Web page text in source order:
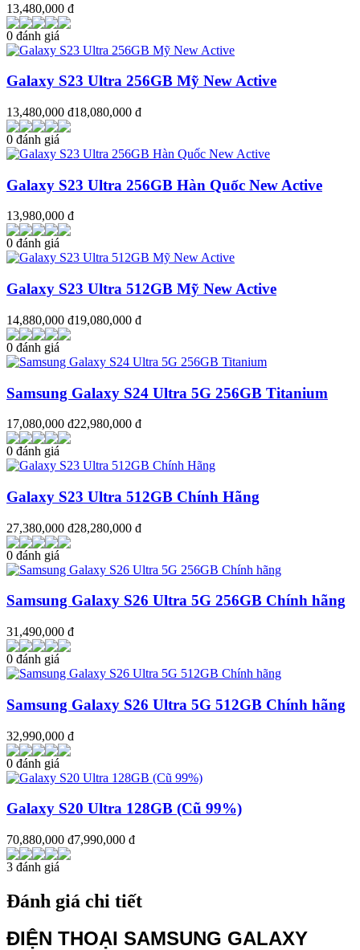
13,480,000 đ
0 đánh giá
Galaxy S23 Ultra 256GB Mỹ New Active
13,480,000 đ18,080,000 đ
0 đánh giá
Galaxy S23 Ultra 256GB Hàn Quốc New Active
13,980,000 đ
0 đánh giá
Galaxy S23 Ultra 512GB Mỹ New Active
14,880,000 đ19,080,000 đ
0 đánh giá
Samsung Galaxy S24 Ultra 5G 256GB Titanium
17,080,000 đ22,980,000 đ
0 đánh giá
Galaxy S23 Ultra 512GB Chính Hãng
27,380,000 đ28,280,000 đ
0 đánh giá
Samsung Galaxy S26 Ultra 5G 256GB Chính hãng
31,490,000 đ
0 đánh giá
Samsung Galaxy S26 Ultra 5G 512GB Chính hãng
32,990,000 đ
0 đánh giá
Galaxy S20 Ultra 128GB (Cũ 99%)
70,880,000 đ7,990,000 đ
3 đánh giá
Đánh giá chi tiết
ĐIỆN THOẠI SAMSUNG GALAXY